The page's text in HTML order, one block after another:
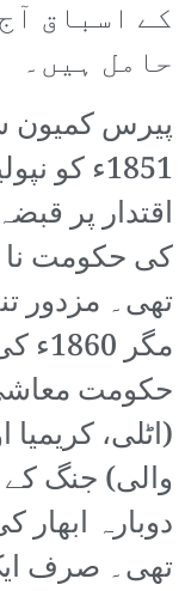
کے اسباق
حامل ہیں۔
1851ء کو
اقتدار پر
کی حکومت نا
تھی۔ مزدور
مگر
حکومت
(اٹلی،
والی) جنگ کے
دوبارہ
تھی۔ صرف